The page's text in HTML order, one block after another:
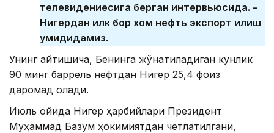
телевидениесига берган интервьюсида. –
Нигердан илк бор хом нефть экспорт қилиш
умидидамиз.
Унинг айтишича, Бенинга жўнатиладиган кунлик
90 минг баррель нефтдан Нигер 25,4 фоиз
даромад олади.
Июль ойида Нигер ҳарбийлари Президент
Муҳаммад Базум ҳокимиятдан четлатилгани,